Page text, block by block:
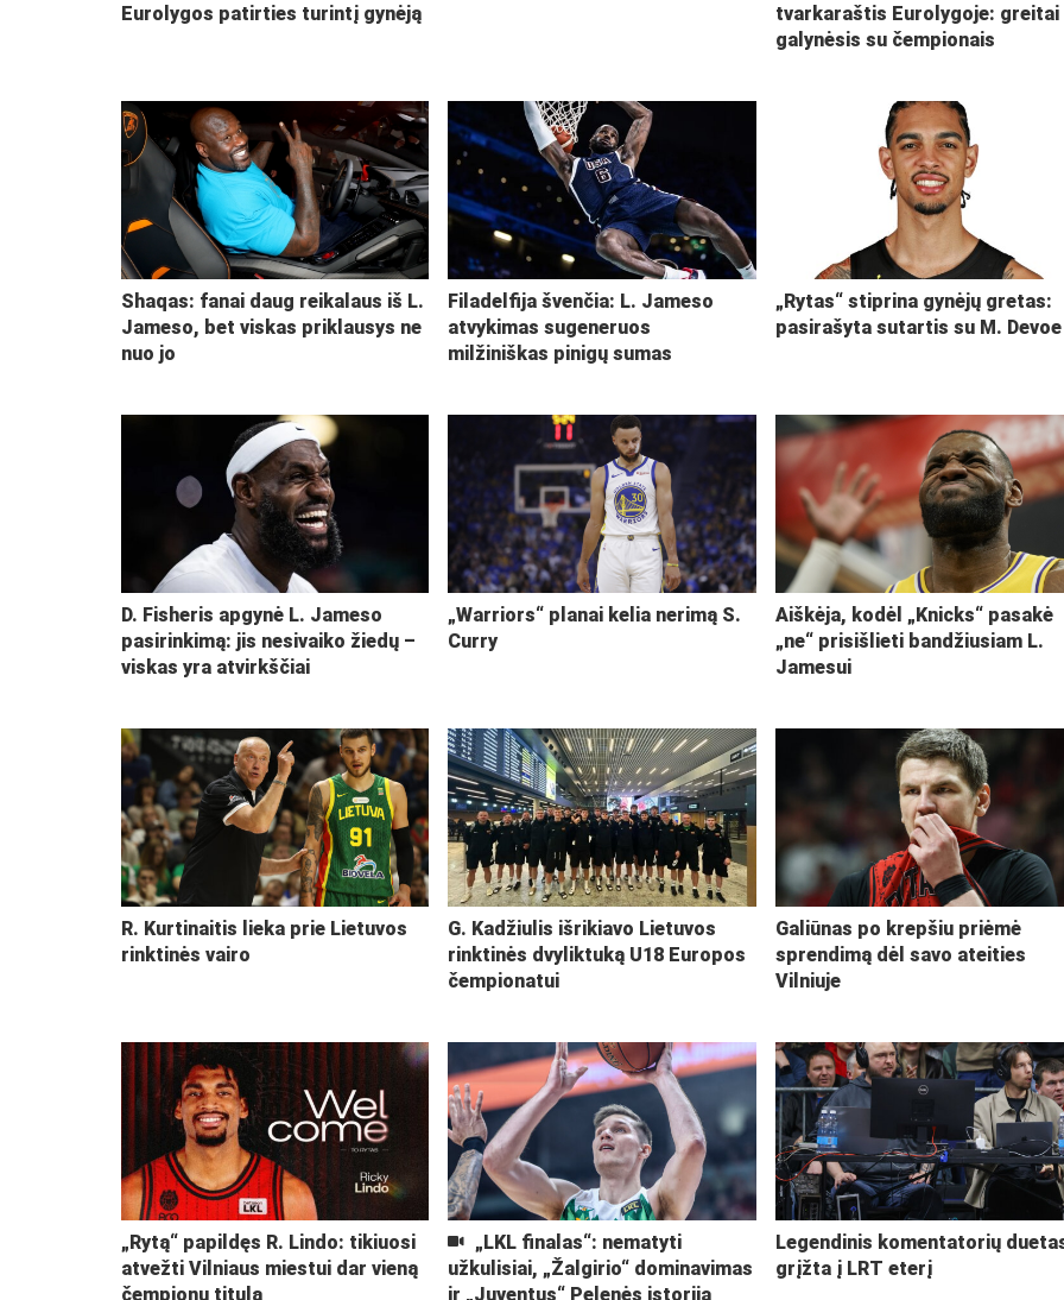
Eurolygos patirties turintį gynėją
tvarkaraštis Eurolygoje: greitai
galynėsis su čempionais
Shaqas: fanai daug reikalaus iš L.
Jameso, bet viskas priklausys ne
nuo jo
Filadelfija švenčia: L. Jameso
atvykimas sugeneruos
milžiniškas pinigų sumas
„Rytas“ stiprina gynėjų gretas:
pasirašyta sutartis su M. Devoe
D. Fisheris apgynė L. Jameso
pasirinkimą: jis nesivaiko žiedų –
viskas yra atvirkščiai
„Warriors“ planai kelia nerimą S.
Curry
Aiškėja, kodėl „Knicks“ pasakė
„ne“ prisišlieti bandžiusiam L.
Jamesui
R. Kurtinaitis lieka prie Lietuvos
rinktinės vairo
G. Kadžiulis išrikiavo Lietuvos
rinktinės dvyliktuką U18 Europos
čempionatui
Galiūnas po krepšiu priėmė
sprendimą dėl savo ateities
Vilniuje
„Rytą“ papildęs R. Lindo: tikiuosi
atvežti Vilniaus miestui dar vieną
čempionų titulą
„LKL finalas“: nematyti
užkulisiai, „Žalgirio“ dominavimas
ir „Juventus“ Pelenės istorija
Legendinis komentatorių
grįžta į LRT eterį